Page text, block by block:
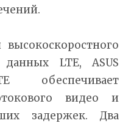
данных LTE, ASUS
видео и
задержек. Два